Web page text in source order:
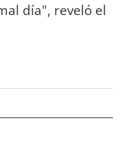
día", reveló el